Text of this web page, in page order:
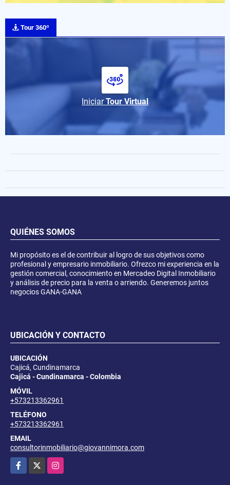
Tour 360º
IniciarTour Virtual
QUIÉNES SOMOS
Mi propósito es el de contribuir al logro de sus objetivos como
profesional y empresario inmobiliario. Ofrezco mi experiencia en la
gestión comercial, conocimiento en Mercadeo Digital Inmobiliario
y análisis de precio para la venta o arriendo. Generemos juntos
negocios GANA-GANA
UBICACIÓN Y CONTACTO
UBICACIÓN
Cajicá, Cundinamarca
Cajicá - Cundinamarca - Colombia
MÓVIL
+573213362961
TELÉFONO
+573213362961
EMAIL
consultorinmobiliario@giovannimora.com
Facebook
Instagram